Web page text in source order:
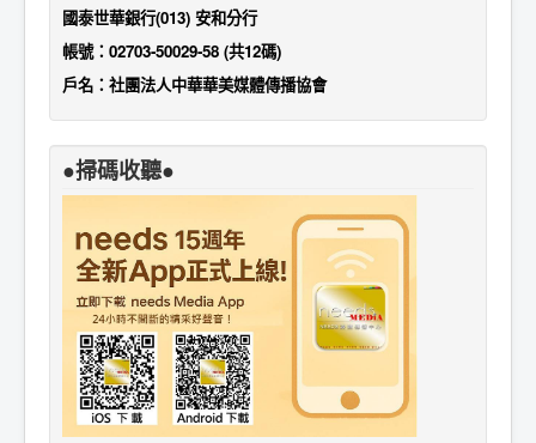
國泰世華銀行(013) 安和分行
帳號：02703-50029-58 (共12碼)
戶名：社團法人中華華美媒體傳播協會
●掃碼收聽●